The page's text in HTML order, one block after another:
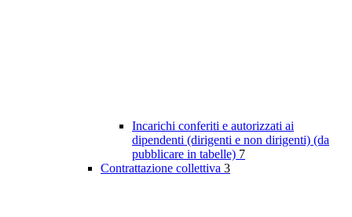
Incarichi conferiti e autorizzati ai
dipendenti (dirigenti e non dirigenti) (da
pubblicare in tabelle) 7
Contrattazione collettiva 3